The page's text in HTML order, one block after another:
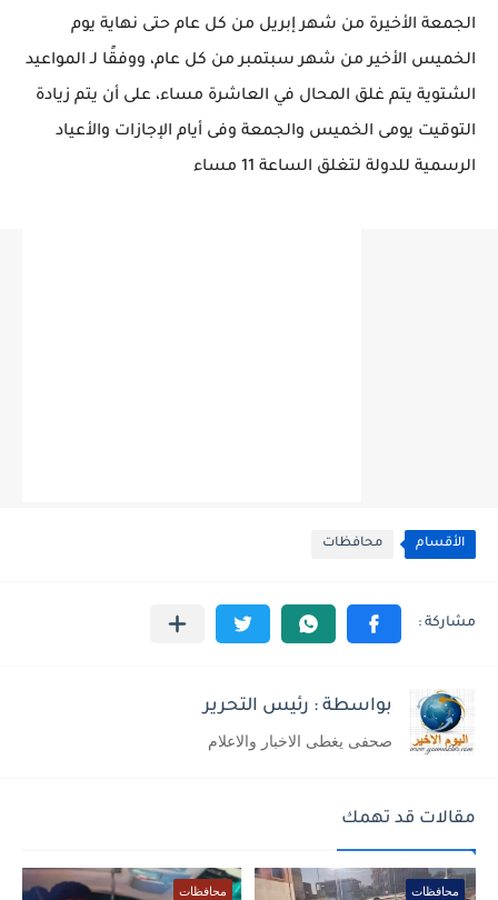
الجمعة الأخيرة من شهر إبريل من كل عام حتى نهاية يوم
الخميس الأخير من شهر سبتمبر من كل عام، ووفقًا لـ المواعيد
الشتوية يتم غلق المحال في العاشرة مساء، على أن يتم زيادة
التوقيت يومى الخميس والجمعة وفى أيام الإجازات والأعياد
الرسمية للدولة لتغلق الساعة 11 مساء
الأقسام محافظات
بواسطة : رئيس التحرير
صحفى يغطى الاخبار والاعلام
مقالات قد تهمك
محافظات محافظات